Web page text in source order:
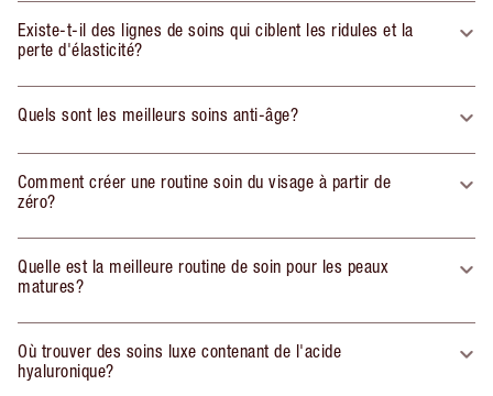
Existe-t-il des lignes de soins qui ciblent les ridules et la
perte d'élasticité?
Quels sont les meilleurs soins anti-âge?
Comment créer une routine soin du visage à partir de
zéro?
Quelle est la meilleure routine de soin pour les peaux
matures?
Où trouver des soins luxe contenant de l'acide
hyaluronique?